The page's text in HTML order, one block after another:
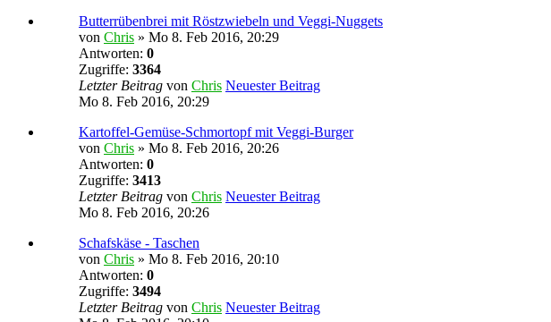
Butterrübenbrei mit Röstzwiebeln und Veggi-Nuggets
von Chris » Mo 8. Feb 2016, 20:29
Antworten: 0
Zugriffe: 3364
Letzter Beitrag von Chris Neuester Beitrag
Mo 8. Feb 2016, 20:29
Kartoffel-Gemüse-Schmortopf mit Veggi-Burger
von Chris » Mo 8. Feb 2016, 20:26
Antworten: 0
Zugriffe: 3413
Letzter Beitrag von Chris Neuester Beitrag
Mo 8. Feb 2016, 20:26
Schafskäse - Taschen
von Chris » Mo 8. Feb 2016, 20:10
Antworten: 0
Zugriffe: 3494
Letzter Beitrag von Chris Neuester Beitrag